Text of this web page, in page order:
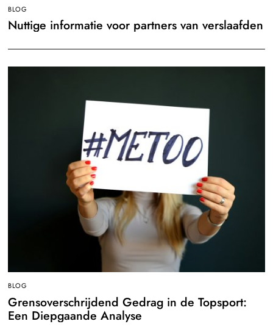
BLOG
Nuttige informatie voor partners van verslaafden
BLOG
Grensoverschrijdend Gedrag in de Topsport:
Een Diepgaande Analyse